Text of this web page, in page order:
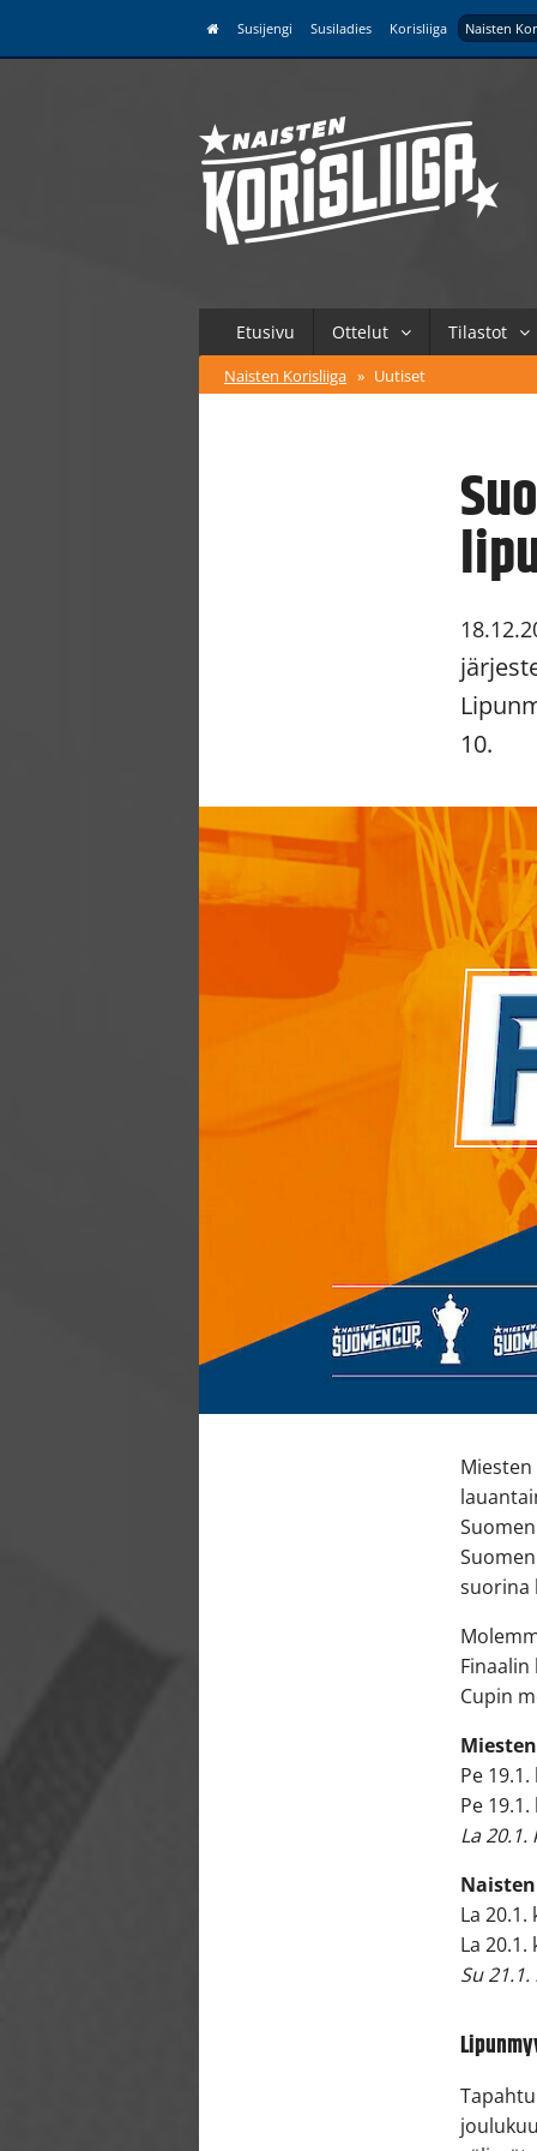
Susijengi Susiladies Korisliiga Naisten
Etusivu Ottelut Tilastot
Naisten Korisliiga » Uutiset
10.
suorina
Cupin
Pe
Pe
La 20.1.
La
La
Su 21.1.